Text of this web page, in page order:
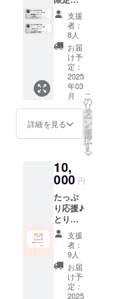
普段見
れない
角度等
も特別
にお見
せいた
しま
す。 ※
実施概
要：約
30分 ※
日時は
要相談
て頂き
ます。
※オンラ
インツ
アー時
の録画
等は不
可。
お得な
共通チ
ケット
♪ 甲
冑館グ
ループ
（関ケ
原戦国
甲冑
館、お
食事
処”兵
原”）で
のお支
払いに
ご利用
できる
共通チ
ケット
11000
円分。
有効期
限2026
年3月31
支援
者：
8人
お届
け予
定：
2025
年03
月
詳細を見る
こ
の
リ
タ
ー
ン
を
選
択
す
る
10,
000 円
たっぷ
り応援♪
とりあ
えず
たっぷ
り応援
だけし
たい！
という
支援者
支援
者：
9人
お届
け予
定：
2025